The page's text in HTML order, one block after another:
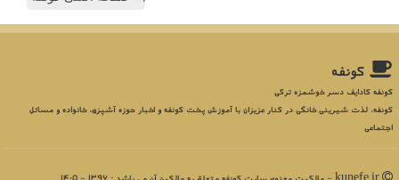
كونفه
کونفه کادایف دسر خوشمزه ترکی
کونفه، لذت شیرینی خانگی در کنار عزیزان با آموزش پخت کونفه و اخبار حوزه آشپزی، خانواده و مسائل
اجتماعی